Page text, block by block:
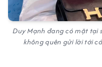
Duy Mạnh đang có mặt tại
không quên gửi lời tới